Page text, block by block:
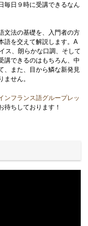
毎日９時に受講できるなん
文法の基礎を、入門者の方
語を交えて解説します。A
ス、朗らかな口調、そして
講できるのはもちろん、中
、また、目から鱗な新発見
せん。
ンフランス語グループレッ
待ちしております！